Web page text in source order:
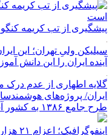
پیشگیری از تب کریمه
آینده ایران را این دانش
گلایه اطهاری از عدم درک
ایران/ پروژه‌های
طرح جامع ۱۳۸۶ به کشور آسیب زد
اینفوگرافیک؛ اعزام ۲۱ هزار زائر اربعین از آذربایجان‌شرقی